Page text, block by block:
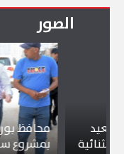
الصور
محافظ
بمشروع سوق